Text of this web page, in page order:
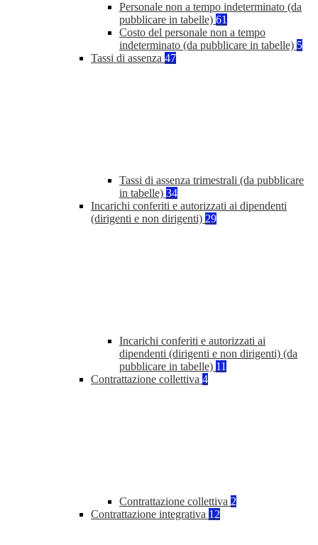
Personale non a tempo indeterminato (da
pubblicare in tabelle) 61
Costo del personale non a tempo
indeterminato (da pubblicare in tabelle) 5
Tassi di assenza 47
Tassi di assenza trimestrali (da pubblicare
in tabelle) 34
Incarichi conferiti e autorizzati ai dipendenti
(dirigenti e non dirigenti) 29
Incarichi conferiti e autorizzati ai
dipendenti (dirigenti e non dirigenti) (da
pubblicare in tabelle) 11
Contrattazione collettiva 4
Contrattazione collettiva 2
Contrattazione integrativa 12